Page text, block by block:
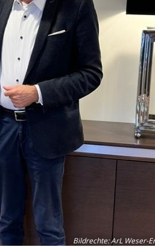
Bildrechte:ArL Weser-